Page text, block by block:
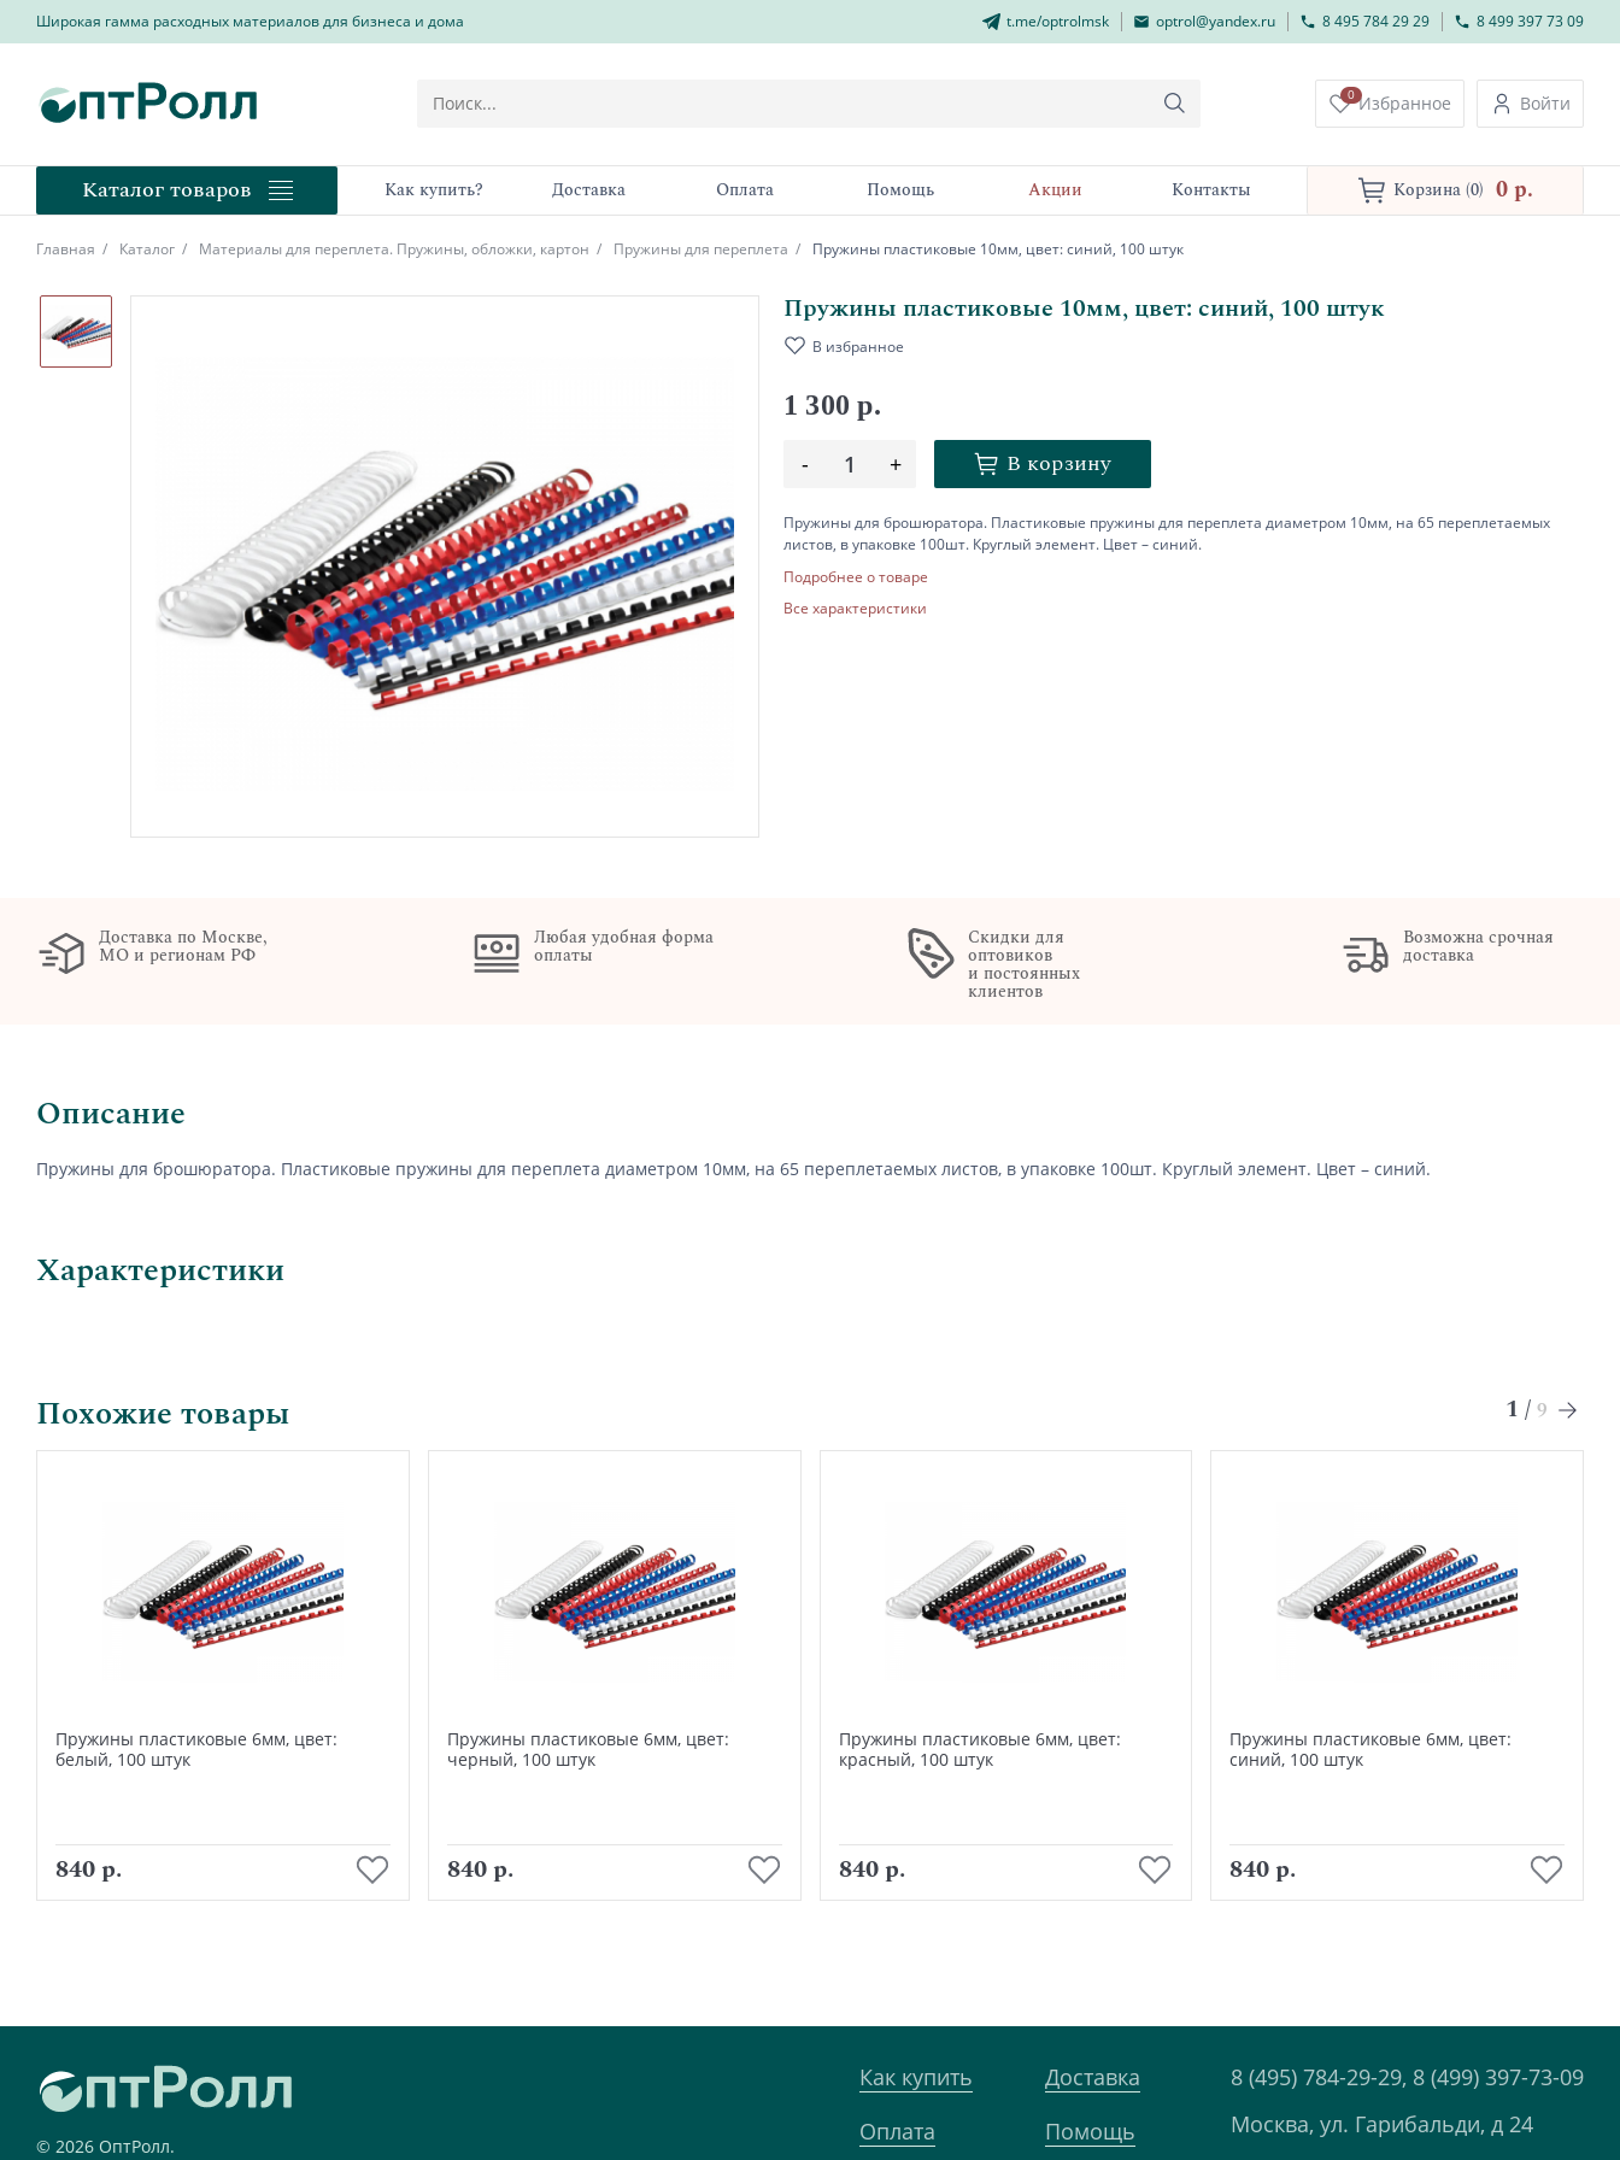
Широкая гамма расходных материалов для бизнеса и дома t.me/optrolmsk optrol@yandex.ru 8 495 784 29 29 8 499 397 73 09
0 Избранное Войти
Каталог товаров Как купить? Доставка Оплата Помощь Акции Контакты Корзина (0) 0 p.
Главная Каталог Материалы для переплета. Пружины, обложки, картон Пружины для переплета Пружины пластиковые 10мм, цвет: синий, 100 штук
Пружины пластиковые 10мм, цвет: синий, 100 штук
В избранное
1 300 р.
- 1 + В корзину
Пружины для брошюратора. Пластиковые пружины для переплета диаметром 10мм, на 65 переплетаемых
листов, в упаковке 100шт. Круглый элемент. Цвет – синий.
Подробнее о товаре
Все характеристики
Доставка по Москве,
МО и регионам РФ
Любая удобная форма
оплаты
Скидки для
оптовиков
и постоянных
клиентов
Возможна срочная
доставка
Описание
Пружины для брошюратора. Пластиковые пружины для переплета диаметром 10мм, на 65 переплетаемых листов, в упаковке 100шт. Круглый элемент. Цвет – синий.
Характеристики
Похожие товары 1 / 9
Пружины пластиковые 6мм, цвет:
белый, 100 штук
840 р.
Пружины пластиковые 6мм, цвет:
черный, 100 штук
840 р.
Пружины пластиковые 6мм, цвет:
красный, 100 штук
840 р.
Пружины пластиковые 6мм, цвет:
синий, 100 штук
840 р.
© 2026 ОптРолл.
Как купить
Доставка
Оплата
Помощь
8 (495) 784-29-29, 8 (499) 397-73-09
Москва, ул. Гарибальди, д 24